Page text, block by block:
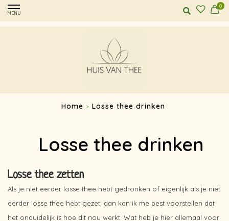
MENU
0
Home > Losse thee drinken
Losse thee drinken
Losse thee zetten
Als je niet eerder losse thee hebt gedronken of eigenlijk als je niet
eerder losse thee hebt gezet, dan kan ik me best voorstellen dat
het onduidelijk is hoe dit nou werkt. Wat heb je hier allemaal voor